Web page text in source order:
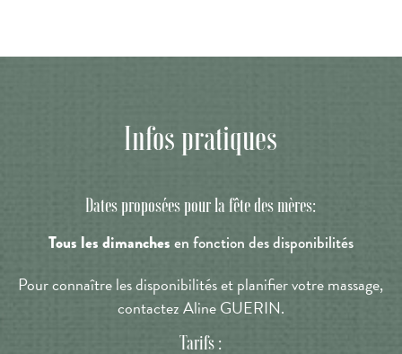
Infos pratiques
Dates proposées pour la fête des mères:
Tous les dimanchesen fonction des disponibilités
Pour connaître les disponibilités et planifier votre massage,
contactez Aline GUERIN.
Tarifs :